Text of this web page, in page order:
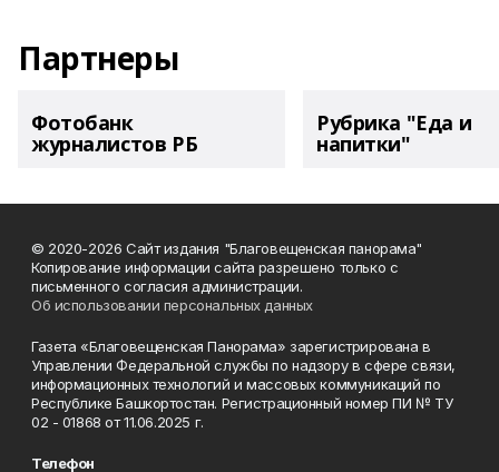
Партнеры
Фотобанк
журналистов РБ
Рубрика "Еда и
напитки"
© 2020-2026 Сайт издания "Благовещенская панорама"
Копирование информации сайта разрешено только с
письменного согласия администрации.
Об использовании персональных данных
Газета «Благовещенская Панорама» зарегистрирована в
Управлении Федеральной службы по надзору в сфере связи,
информационных технологий и массовых коммуникаций по
Республике Башкортостан. Регистрационный номер ПИ № ТУ
02 - 01868 от 11.06.2025 г.
Телефон